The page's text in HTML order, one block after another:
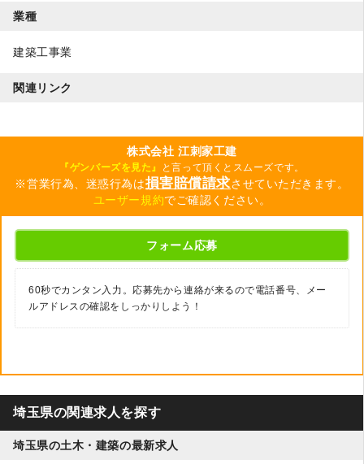
業種
建築工事業
関連リンク
株式会社 江刺家工建
『ゲンバーズを見た』 と言って頂くとスムーズです。
※営業行為、迷惑行為は損害賠償請求させていただきます。
ユーザー規約でご確認ください。
フォーム応募
60秒でカンタン入力。応募先から連絡が来るので電話番号、メー
ルアドレスの確認をしっかりしよう！
埼玉県の関連求人を探す
埼玉県の土木・建築の最新求人